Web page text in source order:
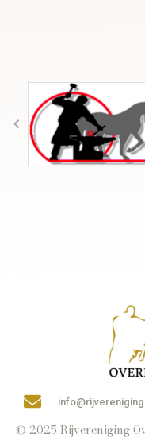
© 2025 Rijvereniging